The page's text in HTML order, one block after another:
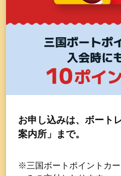
お申し込みは、ボート
案内所」まで。
※三国ボートポイントカ